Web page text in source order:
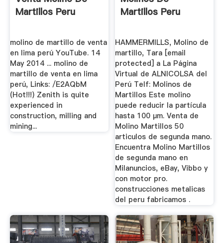
Martillos Peru
molino de martillo de venta
en lima perú YouTube. 14
May 2014 ... molino de
martillo de venta en lima
perú, Links: /E2AQbM
(Hot!!!) Zenith is quite
experienced in
construction, milling and
mining...
Martillos Peru
HAMMERMILLS, Molino de
martillo, Tara [email
protected] a La Página
Virtual de ALNICOLSA del
Perú Telf: Molinos de
Martillos Este molino
puede reducir la partícula
hasta 100 µm. Venta de
Molino Martillos 50
articulos de segunda mano.
Encuentra Molino Martillos
de segunda mano en
Milanuncios, eBay, Vibbo y
con motor pro.
construcciones metalicas
del peru fabricamos .